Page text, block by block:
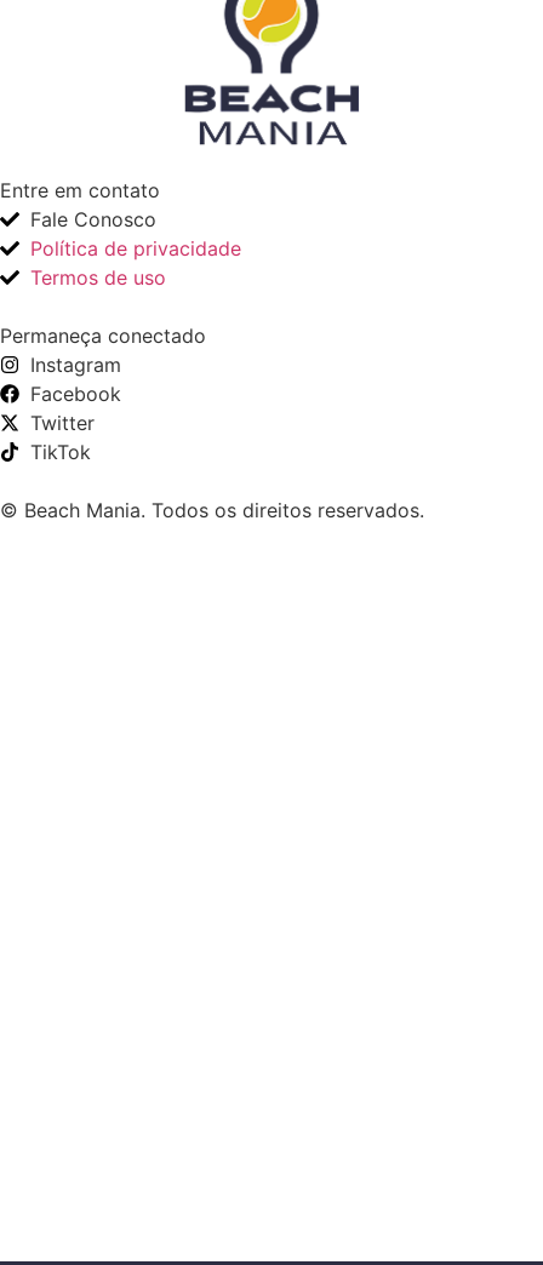
Entre em contato
Fale Conosco
Política de privacidade
Termos de uso
Permaneça conectado
Instagram
Facebook
Twitter
TikTok
© Beach Mania. Todos os direitos reservados.